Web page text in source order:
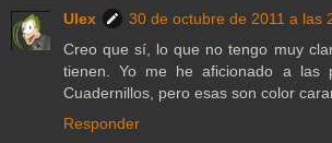
Ulex
30 de octubre de 2011 a las
Creo que sí, lo que no tengo muy
tienen. Yo me he aficionado a las
Cuadernillos, pero esas son color
Responder